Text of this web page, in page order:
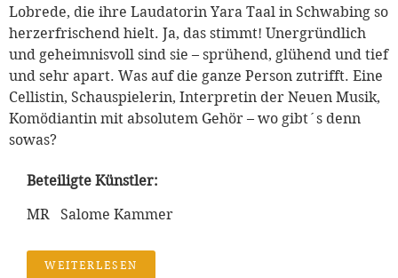
Lobrede, die ihre Laudatorin Yara Taal in Schwabing so
herzerfrischend hielt. Ja, das stimmt! Unergründlich
und geheimnisvoll sind sie – sprühend, glühend und tief
und sehr apart. Was auf die ganze Person zutrifft. Eine
Cellistin, Schauspielerin, Interpretin der Neuen Musik,
Komödiantin mit absolutem Gehör – wo gibt´s denn
sowas?
Beteiligte Künstler:
MR Salome Kammer
WEITERLESEN